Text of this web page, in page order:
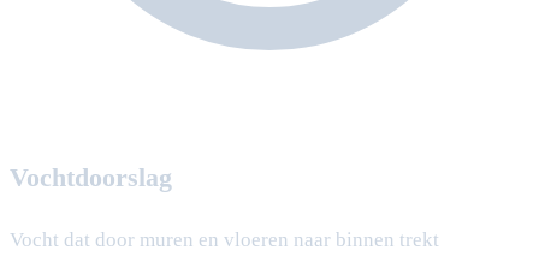
Vochtdoorslag
Vocht dat door muren en vloeren naar binnen trekt